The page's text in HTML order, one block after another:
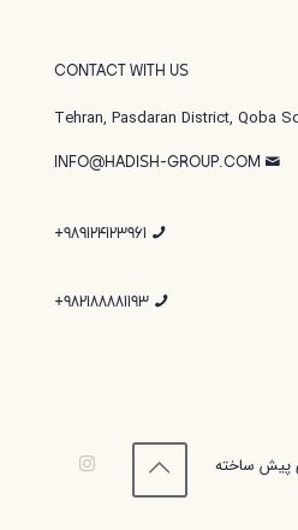
CONTACT WITH US
Tehran, Pasdaran District, Qoba
پیش ساخته